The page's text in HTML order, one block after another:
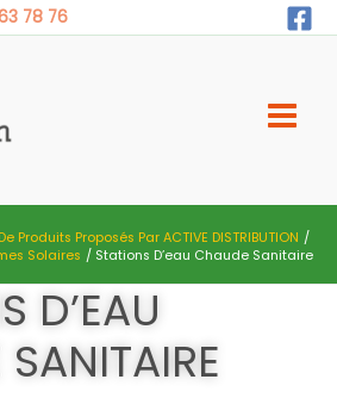
78 76
Produits Proposés Par ACTIVE DISTRIBUTION
Solaires
Stations D’eau Chaude Sanitaire​
D’EAU